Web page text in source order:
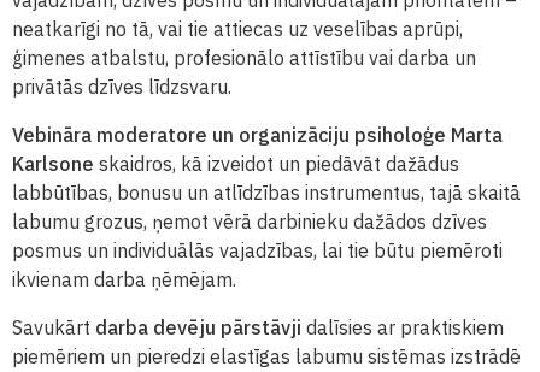
neatkarīgi no tā, vai tie attiecas uz veselības aprūpi,
ģimenes atbalstu, profesionālo attīstību vai darba un
privātās dzīves līdzsvaru.
Vebināra moderatore un organizāciju psiholoģe Marta
Karlsone skaidros, kā izveidot un piedāvāt dažādus
labbūtības, bonusu un atlīdzības instrumentus, tajā skaitā
labumu grozus, ņemot vērā darbinieku dažādos dzīves
posmus un individuālās vajadzības, lai tie būtu piemēroti
ikvienam darba ņēmējam.
Savukārt darba devēju pārstāvji dalīsies ar praktiskiem
piemēriem un pieredzi elastīgas labumu sistēmas izstrādē